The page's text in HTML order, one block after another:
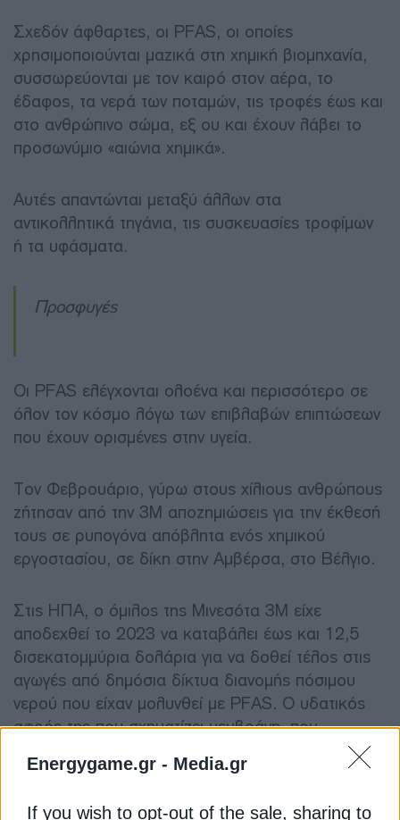
Energygame.gr - Media.gr
If you wish to opt-out of the sale, sharing to
Σχεδόν άφθαρτες, οι PFAS, οι οποίες
χρησιμοποιούνται μαζικά στη χημική βιομηχανία,
συσσωρεύονται με τον καιρό στον αέρα, το
έδαφος, τα νερά των ποταμών, τις τροφές έως και
στο ανθρώπινο σώμα, εξ ου και έχουν λάβει το
προσωνύμιο «αιώνια χημικά».
Αυτές απαντώνται μεταξύ άλλων στα
αντικολλητικά τηγάνια, τις συσκευασίες τροφίμων
ή τα υφάσματα.
Προσφυγές
Οι PFAS ελέγχονται ολοένα και περισσότερο σε
όλον τον κόσμο λόγω των επιβλαβών επιπτώσεων
που έχουν ορισμένες στην υγεία.
Τον Φεβρουάριο, γύρω στους χίλιους ανθρώπους
ζήτησαν από την 3M αποζημιώσεις για την έκθεσή
τους σε ρυπογόνα απόβλητα ενός χημικού
εργοστασίου, σε δίκη στην Αμβέρσα, στο Βέλγιο.
Στις ΗΠΑ, ο όμιλος της Μινεσότα 3M είχε
αποδεχθεί το 2023 να καταβάλει έως και 12,5
δισεκατομμύρια δολάρια για να δοθεί τέλος στις
αγωγές από δημόσια δίκτυα διανομής πόσιμου
νερού που είχαν μολυνθεί με PFAS. Ο υδατικός
αφρός της που σχηματίζει μεμβράνη, που
χρησιμοποιήθηκε από τους πυροσβέστες για την
κατάσβεση των πυρκαγιών, είχε βρεθεί ιδιαιτέρως